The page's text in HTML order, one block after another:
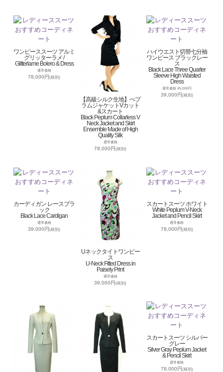
ワンピーススーツ アルミ
グリッターラメ /
Glitterlame Bolero & Dress
通常価格
78,000円(税別)
【高級シルク生地】ぺプ
ラムジャケットVカット
&スカート
Black Peplum Collarless V
Neck Jacket and Skirt
Ensemble Made of High
Quality Silk
通常価格
78,000円(税別)
ハイウエスト切替七分袖
ワンピース ブラックレー
ス
Black Lace Three Quarter
Sleeve High Waisted
Dress
通常価格 45,000円
39,000円(税別)
カーディガン レースブラ
ック
Black Lace Cardigan
通常価格
39,000円(税別)
Uネックタイトワンピー
ス
U-Neck Fitted Dress in
Paisely Print
通常価格
39,000円(税別)
スカートスーツ ホワイト
White Peplum V-Neck
Jacket and Pencil Skirt
通常価格
78,000円(税別)
スカートスーツ シルバー
グレー
Silver Gray Peplum Jacket
& Pencil Skirt
通常価格
78,000円(税別)